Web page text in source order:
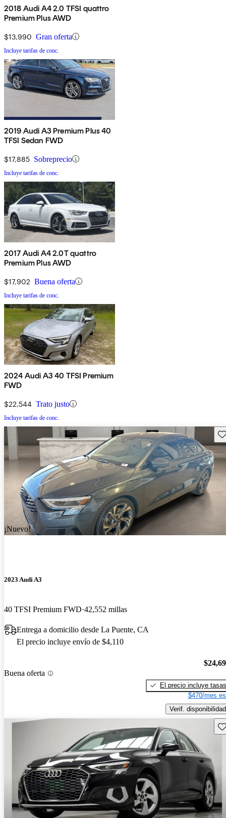
2018 Audi A4 2.0 TFSI quattro
Premium Plus AWD
$13,990 Gran oferta
Incluye tarifas de conc.
2019 Audi A3 Premium Plus 40
TFSI Sedan FWD
$17,885 Sobreprecio
Incluye tarifas de conc.
2017 Audi A4 2.0T quattro
Premium Plus AWD
$17,902 Buena oferta
Incluye tarifas de conc.
2024 Audi A3 40 TFSI Premium
FWD
$22,544 Trato justo
Incluye tarifas de conc.
¡Nuevo!
2023 Audi A3
40 TFSI Premium FWD 42,552 millas
Entrega a domicilio desde La Puente, CA
El precio incluye envío de $4,110
Buena oferta
El precio incluye tasas
$470/mes
Verif. disponibilidad